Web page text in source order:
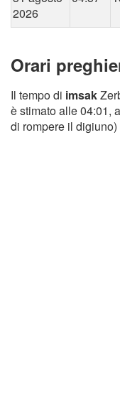
2026
Orari
Il tempo di imsak
è stimato alle 04:01,
di rompere il